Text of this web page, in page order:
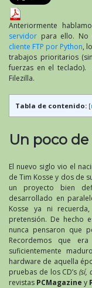
Anteriormente
servidor para ello. No
cliente FTP por Python,
trabajos prioritarios
fuerzas en el teclado).
Filezilla.
Tabla de contenido: [
Un poco
El nuevo siglo vio el
de Tim Kosse y dos de
un proyecto bien
desarrollado en
Kosse ya ni
pretensión. De hecho
nunca pensaron que
Recordemos que
suficientemente
hardware de aquella
pruebas de los CD’s (sí,
revistas PCMagazine y